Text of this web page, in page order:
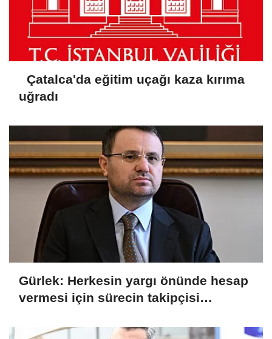
Çatalca'da eğitim uçağı kaza kırıma
uğradı
Gürlek: Herkesin yargı önünde hesap
vermesi için sürecin takipçisi